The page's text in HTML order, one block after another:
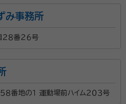
み事務所
８番２６号
番地の１ 運動場前ハイム２０３号